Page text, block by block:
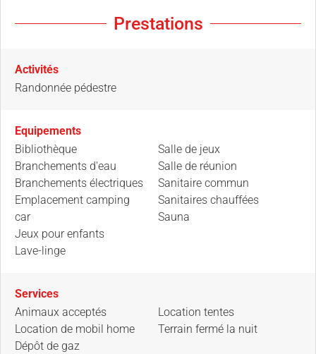
Prestations
Activités
Randonnée pédestre
Equipements
Bibliothèque
Branchements d'eau
Branchements électriques
Emplacement camping
car
Jeux pour enfants
Lave-linge
Salle de jeux
Salle de réunion
Sanitaire commun
Sanitaires chauffées
Sauna
Services
Animaux acceptés
Location de mobil home
Dépôt de gaz
Location tentes
Terrain fermé la nuit